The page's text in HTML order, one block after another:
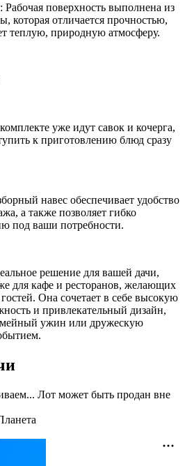
поверхность выполнена из
которая отличается прочностью,
теплую, природную атмосферу.
уже идут савок и кочерга,
к приготовлению блюд сразу
навес обеспечивает удобство
а также позволяет гибко
под ваши потребности.
решение для вашей дачи,
для кафе и ресторанов, желающих
Она сочетает в себе высокую
и привлекательный дизайн,
ужин или дружескую
Лот может быть продан вне